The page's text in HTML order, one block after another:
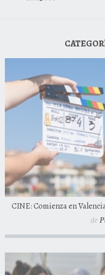
CINE: Comienza en
de